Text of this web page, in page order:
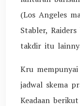
(Los Angeles
Stabler,
takdir itu
Kru
jadwal skema
Keadaan